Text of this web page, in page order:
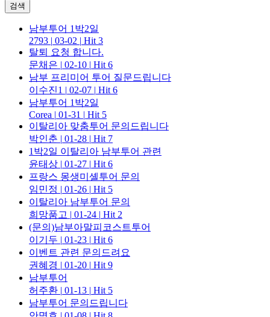
검색
남부투어 1박2일
2793 | 03-02 | Hit 3
탈퇴 요청 합니다.
문채은 | 02-10 | Hit 6
남부 프리미어 투어 질문드립니다
이수진1 | 02-07 | Hit 6
남부투어 1박2일
Corea | 01-31 | Hit 5
이탈리아 맞춤투어 문의드립니다
박인춘 | 01-28 | Hit 7
1박2일 이탈리아 남부투어 관련
윤태상 | 01-27 | Hit 6
프랑스 몽생미셸투어 문의
임민정 | 01-26 | Hit 5
이탈리아 남부투어 문의
희망품고 | 01-24 | Hit 2
(문의)남부아말피코스트투어
이기두 | 01-23 | Hit 6
이벤트 관련 문의드려요
권혜경 | 01-20 | Hit 9
남부투어
허주환 | 01-13 | Hit 5
남부투어 문의드립니다